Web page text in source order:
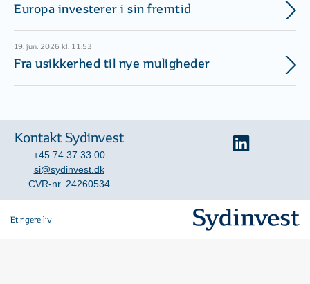
Europa investerer i sin fremtid
19. jun. 2026 kl. 11:53
Fra usikkerhed til nye muligheder
Kontakt Sydinvest
+45 74 37 33 00
si@sydinvest.dk
CVR-nr. 24260534
Et rigere liv